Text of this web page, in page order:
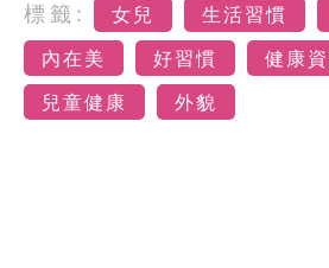
標籤: 女兒 生活習慣
內在美
好習慣
健康
兒童健康
外貌